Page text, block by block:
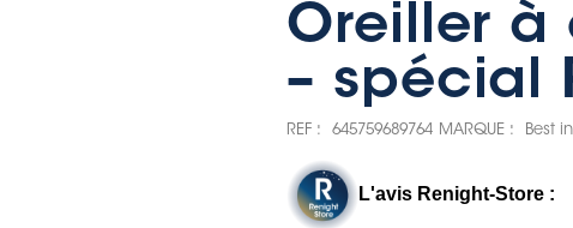
Oreiller à
– spécial
REF : 645759689764 MARQUE : Best
L'avis Renight-Store :